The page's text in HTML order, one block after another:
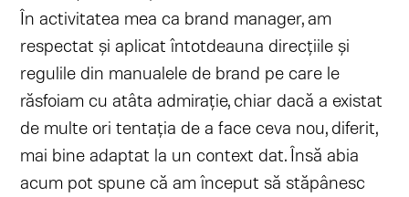
În activitatea mea ca brand manager, am
respectat și aplicat întotdeauna direcțiile și
regulile din manualele de brand pe care le
răsfoiam cu atâta admirație, chiar dacă a existat
de multe ori tentația de a face ceva nou, diferit,
mai bine adaptat la un context dat. Însă abia
acum pot spune că am început să stăpânesc